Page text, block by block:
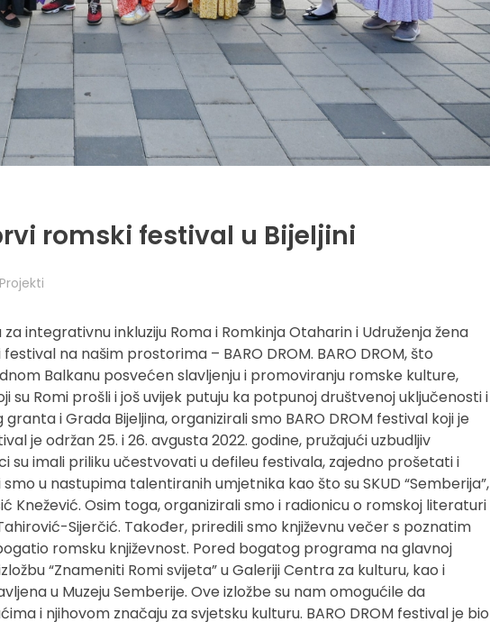
romski festival u Bijeljini
Projekti
integrativnu inkluziju Roma i Romkinja Otaharin i Udruženja žena
na našim prostorima – BARO DROM. BARO DROM, što
Balkanu posvećen slavljenju i promoviranju romske kulture,
su Romi prošli i još uvijek putuju ka potpunoj društvenoj uključenosti i
i Grada Bijeljina, organizirali smo BARO DROM festival koji je
je održan 25. i 26. avgusta 2022. godine, pružajući uzbudljiv
su imali priliku učestvovati u defileu festivala, zajedno prošetati i
u nastupima talentiranih umjetnika kao što su SKUD “Semberija”,
Knežević. Osim toga, organizirali smo i radionicu o romskoj literaturi
Sijerčić. Također, priredili smo književnu večer s poznatim
romsku književnost. Pored bogatog programa na glavnoj
“Znameniti Romi svijeta” u Galeriji Centra za kulturu, kao i
u Muzeju Semberije. Ove izložbe su nam omogućile da
i njihovom značaju za svjetsku kulturu. BARO DROM festival je bio